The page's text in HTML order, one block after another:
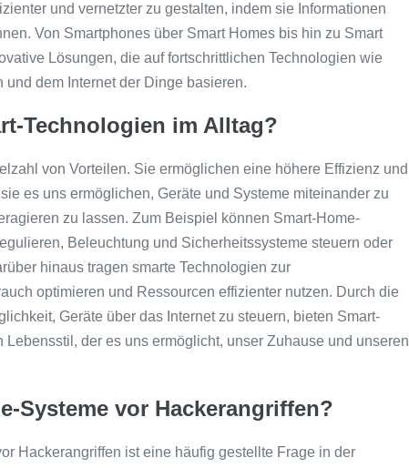
und vernetzter zu gestalten, indem sie Informationen
Von Smartphones über Smart Homes bis hin zu Smart
Lösungen, die auf fortschrittlichen Technologien wie
dem Internet der Dinge basieren.
Technologien im Alltag?
von Vorteilen. Sie ermöglichen eine höhere Effizienz und
es uns ermöglichen, Geräte und Systeme miteinander zu
zu lassen. Zum Beispiel können Smart-Home-
Beleuchtung und Sicherheitssysteme steuern oder
hinaus tragen smarte Technologien zur
optimieren und Ressourcen effizienter nutzen. Durch die
Geräte über das Internet zu steuern, bieten Smart-
der es uns ermöglicht, unser Zuhause und unseren
Systeme vor Hackerangriffen?
Hackerangriffen ist eine häufig gestellte Frage in der